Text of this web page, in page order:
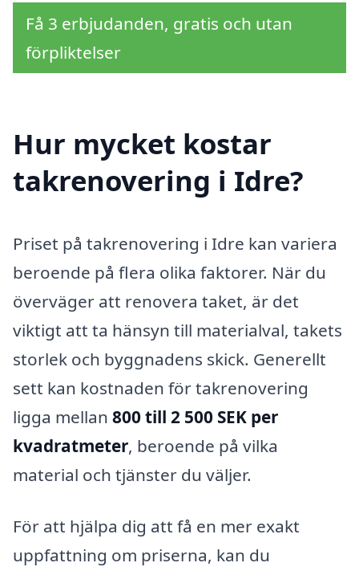
Få 3 erbjudanden, gratis och utan
förpliktelser
Hur mycket kostar
takrenovering i Idre?
Priset på takrenovering i Idre kan variera
beroende på flera olika faktorer. När du
överväger att renovera taket, är det
viktigt att ta hänsyn till materialval, takets
storlek och byggnadens skick. Generellt
sett kan kostnaden för takrenovering
ligga mellan 800 till 2 500 SEK per
kvadratmeter, beroende på vilka
material och tjänster du väljer.
För att hjälpa dig att få en mer exakt
uppfattning om priserna, kan du